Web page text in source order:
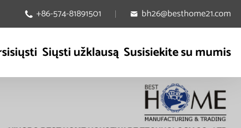
 +86-574-81891501  bh26@besthome21.com
Siųsti užklausą Susisiekite su mumis